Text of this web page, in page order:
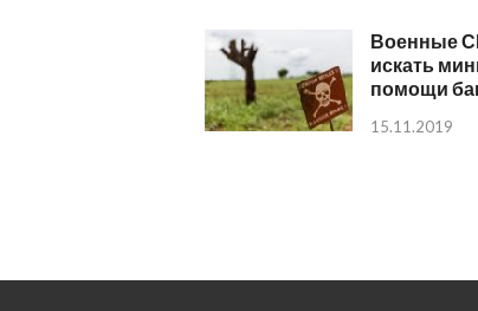
Военные
искать
помощи
15.11.2019